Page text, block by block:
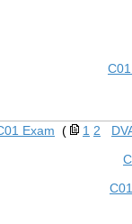
Exam ( 1 2